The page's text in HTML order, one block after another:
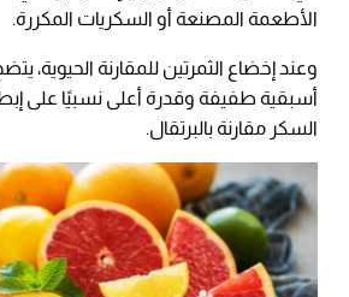
الأطعمة المصنعة أو السكريات المكررة.
وعند إخضاع الثمرتين للمقارنة الحيوية،
أسبقية طفيفة وقدرة أعلى نسبيًا على
السكر مقارنة بالبرتقال.